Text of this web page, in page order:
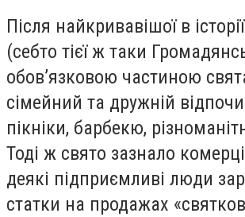
Після найкривавішої в
(себто тієї ж таки
обов’язковою частиною
сімейний та дружній
пікніки, барбекю,
Тоді ж свято зазнало
деякі підприємливі люди
статки на продажах